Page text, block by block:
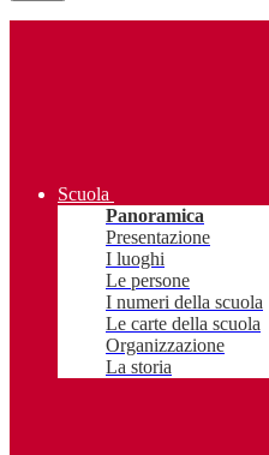
Scuola
Panoramica
Presentazione
I luoghi
Le persone
I numeri della scuola
Le carte della scuola
Organizzazione
La storia